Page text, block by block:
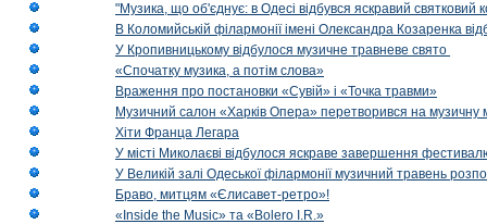
"Музика, що об'єднує: в Одесі відбувся яскравий
В Коломийській філармонії імені Олександра Козаренка
У Кропивницькому відбулося музичне травневе свято
«Спочатку музика, а потім слова»
Враження про постановки «Сувій» і «Точка травми»
Музичний салон «Харків Опера» перетворився на музичну
Хіти Франца Легара
У місті Миколаєві відбулося яскраве завершення
У Великій залі Одеської філармонії музичний травень
Браво, митцям «Єлисавет-ретро»!
«Inside the Music» та «Bolero I.R.»